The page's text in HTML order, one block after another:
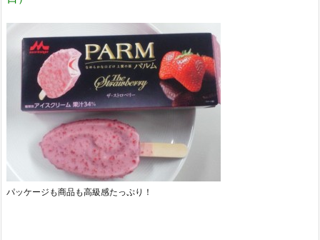
パッケージも商品も高級感たっぷり！